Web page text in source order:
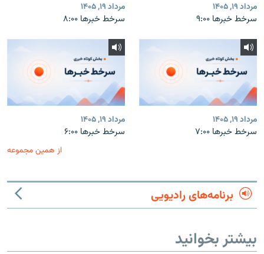
مرداد ۱۹, ۱۴۰۵
سرخط خبرها ۹:۰۰
مرداد ۱۹, ۱۴۰۵
سرخط خبرها ۸:۰۰
مرداد ۱۹, ۱۴۰۵
سرخط خبرها ۷:۰۰
مرداد ۱۹, ۱۴۰۵
سرخط خبرها ۶:۰۰
از همین مجموعه
برنامه‌های رادیویی
بیشتر بخوانید